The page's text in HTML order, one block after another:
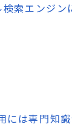
索エンジン
には専門知